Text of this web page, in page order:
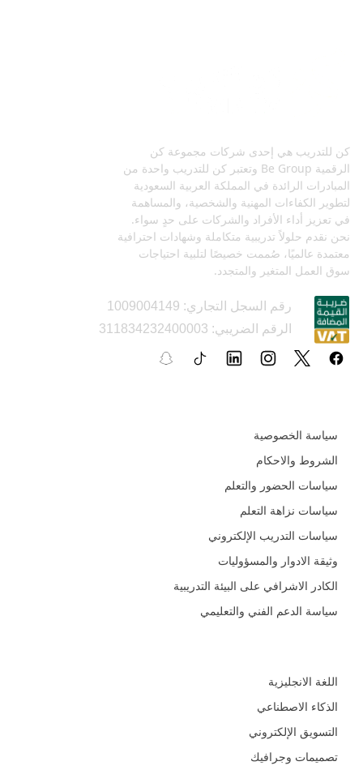
كن للتدريب هي إحدى شركات مجموعة كن
الرقمية Be Group وتعتبر كن للتدريب واحدة من
المبادرات الرائدة في المملكة العربية السعودية
لتطوير الكفاءات المهنية والشخصية، والمساهمة
في تعزيز أداء الأفراد والشركات على حدٍ سواء.
نحن نقدم حلولاً تدريبية متكاملة وشهادات احترافية
معتمدة عالميًا، صُممت خصيصًا لتلبية احتياجات
سوق العمل المتغير والمتجدد.
رقم السجل التجاري: 1009004149
الرقم الضريبي: 311834232400003
سياسة الخصوصية
الشروط والاحكام
سياسات الحضور والتعلم
سياسات نزاهة التعلم
سياسات التدريب الإلكتروني
وثيقة الادوار والمسؤوليات
الكادر الاشرافي على البيئة التدريبية
سياسة الدعم الفني والتعليمي
اللغة الانجليزية
الذكاء الاصطناعي
التسويق الإلكتروني
تصميمات وجرافيك